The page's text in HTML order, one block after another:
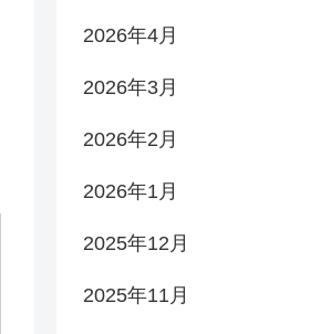
2026年4月
2026年3月
2026年2月
2026年1月
2025年12月
2025年11月